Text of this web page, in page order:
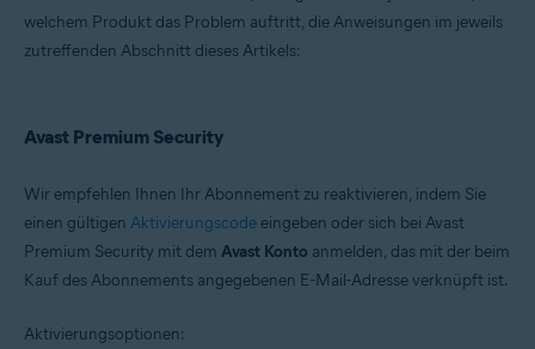
welchem Produkt das Problem auftritt, die Anweisungen im jeweils
zutreffenden Abschnitt dieses Artikels:
Avast Premium Security
Wir empfehlen Ihnen Ihr Abonnement zu reaktivieren, indem Sie
einen gültigen Aktivierungscode eingeben oder sich bei Avast
Premium Security mit dem Avast Konto anmelden, das mit der beim
Kauf des Abonnements angegebenen E-Mail-Adresse verknüpft ist.
Aktivierungsoptionen: